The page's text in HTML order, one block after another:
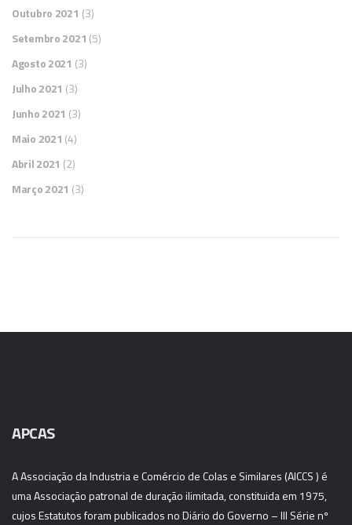
Outubro 2021 (3)
Setembro 2021 (5)
Agosto 2021 (3)
Julho 2021 (3)
Junho 2021 (3)
Maio 2021 (4)
Abril 2021 (2)
Março 2021 (3)
APCAS
A Associação da Industria e Comércio de Colas e Similares (AICCS ) é
uma Associação patronal de duração ilimitada, constituida em 1975,
cujos Estatutos foram publicados no Diário do Governo – III Série nº